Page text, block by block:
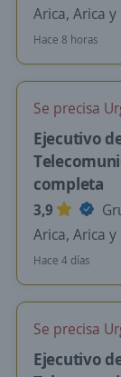
Arica, Arica
Hace 8 horas
Se precisa
Ejecutivo
completa
3,9
Arica, Arica
Hace 4 días
Se precisa
Ejecutivo